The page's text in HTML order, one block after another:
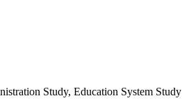
Study, Education System Study